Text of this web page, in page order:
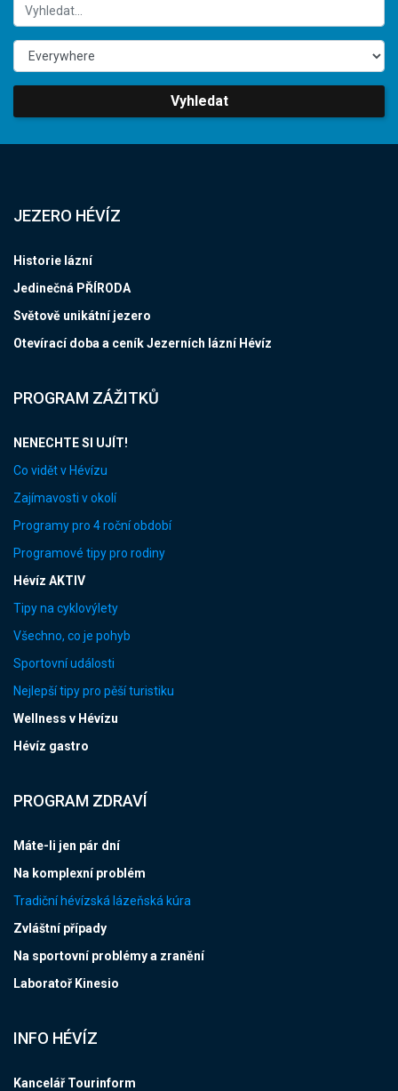
Vyhledat
JEZERO HÉVÍZ
Historie lázní
Jedinečná PŘÍRODA
Světově unikátní jezero
Otevírací doba a ceník Jezerních lázní Hévíz
PROGRAM ZÁŽITKŮ
NENECHTE SI UJÍT!
Co vidět v Hévízu
Zajímavosti v okolí
Programy pro 4 roční období
Programové tipy pro rodiny
Hévíz AKTIV
Tipy na cyklovýlety
Všechno, co je pohyb
Sportovní události
Nejlepší tipy pro pěší turistiku
Wellness v Hévízu
Hévíz gastro
PROGRAM ZDRAVÍ
Máte-li jen pár dní
Na komplexní problém
Tradiční hévízská lázeňská kúra
Zvláštní případy
Na sportovní problémy a zranění
Laboratoř Kinesio
INFO HÉVÍZ
Kancelář Tourinform